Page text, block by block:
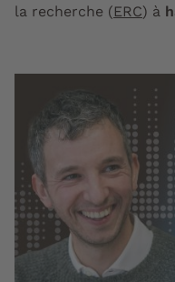
la recherche (ERC) à